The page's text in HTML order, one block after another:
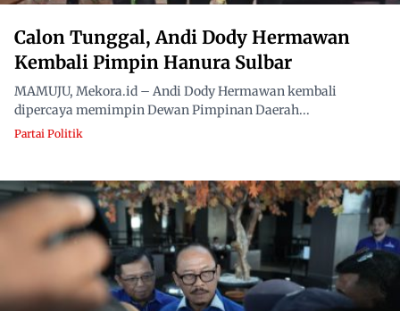
Calon Tunggal, Andi Dody Hermawan
Kembali Pimpin Hanura Sulbar
MAMUJU, Mekora.id – Andi Dody Hermawan kembali
dipercaya memimpin Dewan Pimpinan Daerah...
Partai Politik